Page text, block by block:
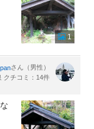
1
さん（男性）
クチコミ：14件